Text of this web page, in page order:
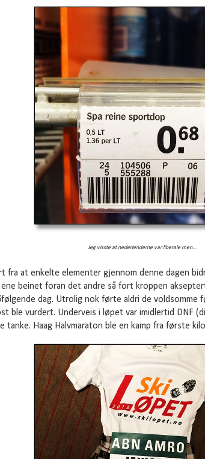
Jeg visste at nederlenderne var liberale men...
fra at enkelte elementer gjennom denne dagen
beinet foran det andre så fort kroppen
dag. Utrolig nok førte aldri de voldsomme
ble vurdert. Underveis i løpet var imidlertid DNF
tanke. Haag Halvmaraton ble en kamp fra første